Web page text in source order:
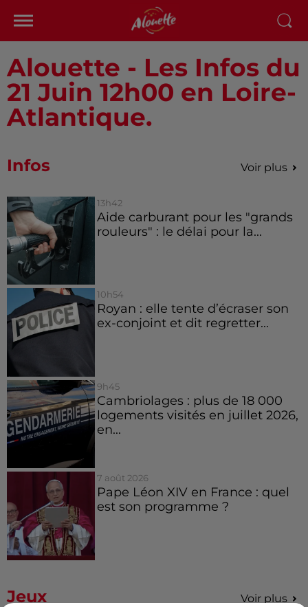
Alouette - Les Infos du
21 Juin 12h00 en Loire-
Atlantique.
Infos Voir plus
13h42
Aide carburant pour les "grands
rouleurs" : le délai pour la...
10h54
Royan : elle tente d’écraser son
ex-conjoint et dit regretter...
9h45
Cambriolages : plus de 18 000
logements visités en juillet 2026,
en...
7 août 2026
Pape Léon XIV en France : quel
est son programme ?
Jeux Voir plus